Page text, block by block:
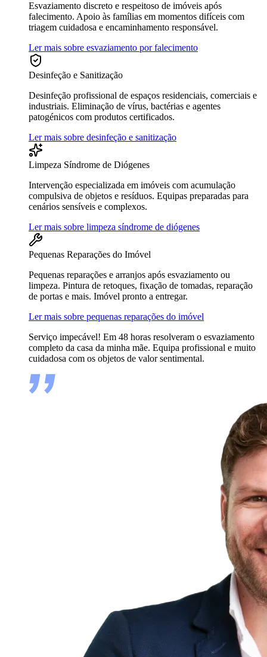
Esvaziamento discreto e respeitoso de imóveis após
falecimento. Apoio às famílias em momentos difíceis com
triagem cuidadosa e encaminhamento responsável.
Ler mais sobre esvaziamento por falecimento
Desinfeção e Sanitização
Desinfeção profissional de espaços residenciais, comerciais e
industriais. Eliminação de vírus, bactérias e agentes
patogénicos com produtos certificados.
Ler mais sobre desinfeção e sanitização
Limpeza Síndrome de Diógenes
Intervenção especializada em imóveis com acumulação
compulsiva de objetos e resíduos. Equipas preparadas para
cenários sensíveis e complexos.
Ler mais sobre limpeza síndrome de diógenes
Pequenas Reparações do Imóvel
Pequenas reparações e arranjos após esvaziamento ou
limpeza. Pintura de retoques, fixação de tomadas, reparação
de portas e mais. Imóvel pronto a entregar.
Ler mais sobre pequenas reparações do imóvel
Serviço impecável! Em 48 horas resolveram o esvaziamento
completo da casa da minha mãe. Equipa profissional e muito
cuidadosa com os objetos de valor sentimental.